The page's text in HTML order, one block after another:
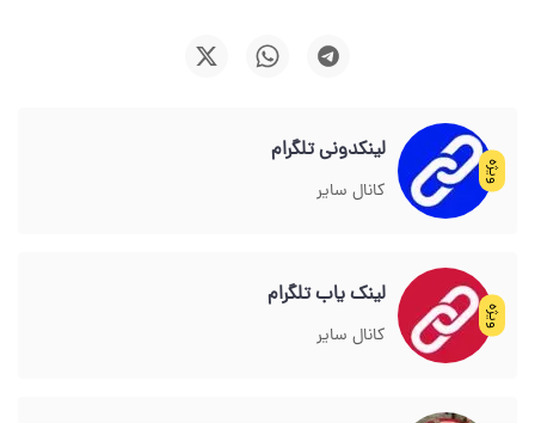
ویژه
لینکدونی تلگرام
کانال سایر
ویژه
لینک یاب تلگرام
کانال سایر